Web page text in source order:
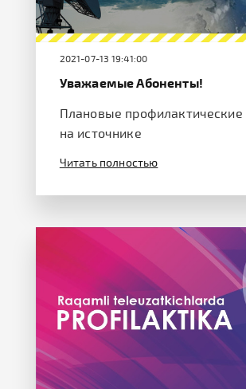
2021-07-13 19:41:00
Уважаемые Абоненты!
Плановые профилактические
на источнике
Читать полностью